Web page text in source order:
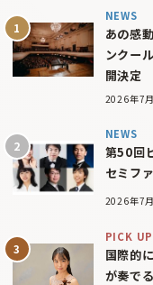
NEWS
あの感
ンクー
開決定
2026年7
NEWS
第50回
セミフ
2026年7
PICK UP
国際的
が奏で